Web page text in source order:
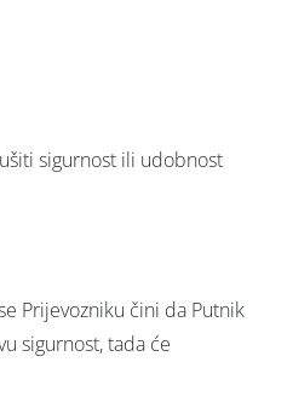
sigurnost ili udobnost
Prijevozniku čini da Putnik
sigurnost, tada će